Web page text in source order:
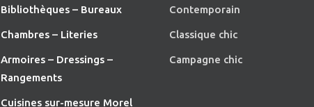
Bibliothèques – Bureaux
Chambres – Literies
Armoires – Dressings –
Rangements
Cuisines sur-mesure Morel
Contemporain
Classique chic
Campagne chic